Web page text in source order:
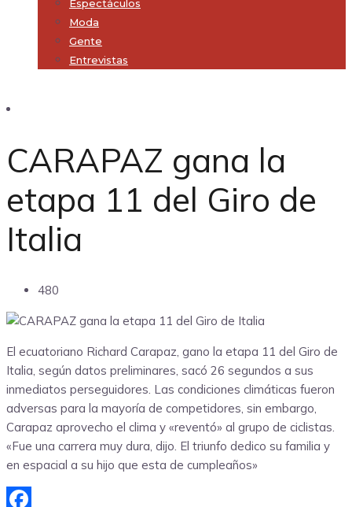
Espectáculos
Moda
Gente
Entrevistas
CARAPAZ gana la
etapa 11 del Giro de
Italia
480
El ecuatoriano Richard Carapaz, gano la etapa 11 del Giro de
Italia, según datos preliminares, sacó 26 segundos a sus
inmediatos perseguidores. Las condiciones climáticas fueron
adversas para la mayoría de competidores, sin embargo,
Carapaz aprovecho el clima y «reventó» al grupo de ciclistas.
«Fue una carrera muy dura, dijo. El triunfo dedico su familia y
en espacial a su hijo que esta de cumpleaños»